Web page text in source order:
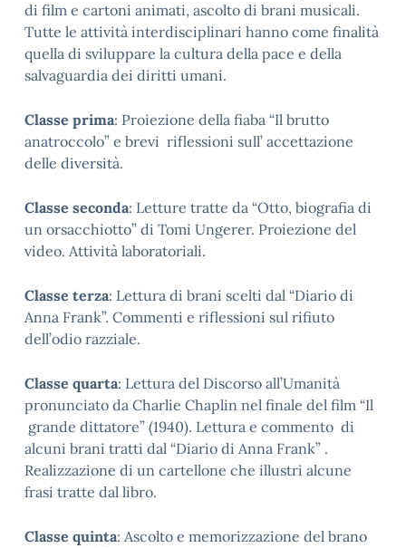
di film e cartoni animati, ascolto di brani musicali.
Tutte le attività interdisciplinari hanno come finalità
quella di sviluppare la cultura della pace e della
salvaguardia dei diritti umani.
Classe prima: Proiezione della fiaba “Il brutto
anatroccolo” e brevi riflessioni sull’ accettazione
delle diversità.
Classe seconda: Letture tratte da “Otto, biografia di
un orsacchiotto” di Tomi Ungerer. Proiezione del
video. Attività laboratoriali.
Classe terza: Lettura di brani scelti dal “Diario di
Anna Frank”. Commenti e riflessioni sul rifiuto
dell’odio razziale.
Classe quarta: Lettura del Discorso all’Umanità
pronunciato da Charlie Chaplin nel finale del film “Il
grande dittatore” (1940). Lettura e commento di
alcuni brani tratti dal “Diario di Anna Frank” .
Realizzazione di un cartellone che illustri alcune
frasi tratte dal libro.
Classe quinta: Ascolto e memorizzazione del brano